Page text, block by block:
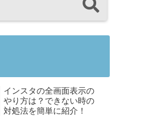
インスタの全画面表示の
やり方は？できない時の
対処法を簡単に紹介！